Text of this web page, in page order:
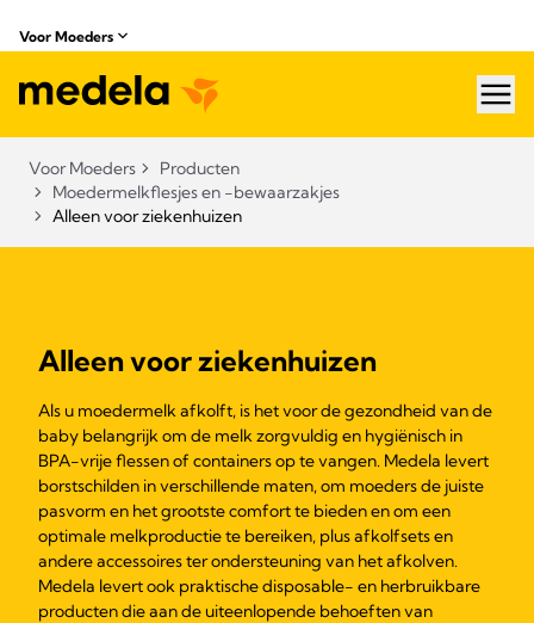
Voor Moeders
Voor Moeders
Producten
Moedermelkflesjes en -bewaarzakjes
Alleen voor ziekenhuizen
Alleen voor ziekenhuizen
Als u moedermelk afkolft, is het voor de gezondheid van de
baby belangrijk om de melk zorgvuldig en hygiënisch in
BPA-vrije flessen of containers op te vangen. Medela levert
borstschilden in verschillende maten, om moeders de juiste
pasvorm en het grootste comfort te bieden en om een
optimale melkproductie te bereiken, plus afkolfsets en
andere accessoires ter ondersteuning van het afkolven.
Medela levert ook praktische disposable- en herbruikbare
producten die aan de uiteenlopende behoeften van